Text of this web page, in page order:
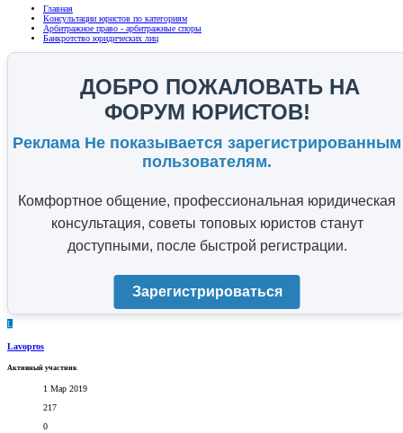
Главная
Консультации юристов по категориям
Арбитражное право - арбитражные споры
Банкротство юридических лиц
ДОБРО ПОЖАЛОВАТЬ НА
ФОРУМ ЮРИСТОВ!
Реклама Не показывается зарегистрированным
пользователям.
Комфортное общение, профессиональная юридическая
консультация, советы топовых юристов станут
доступными, после быстрой регистрации.
Зарегистрироваться
L
Lavopros
Активный участник
1 Мар 2019
217
0